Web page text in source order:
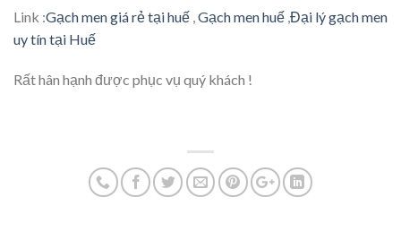
Link :Gạch men giá rẻ tại huế Gạch men huế Đại lý gạch men
uy tín tại Huế
Rất hân hạnh được phục vụ quý khách !